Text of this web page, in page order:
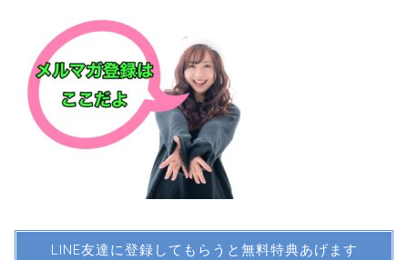
LINE友達に登録してもらうと無料特典あげます